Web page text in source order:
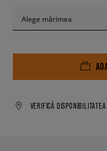
Alege mărimea
VERIFICĂ